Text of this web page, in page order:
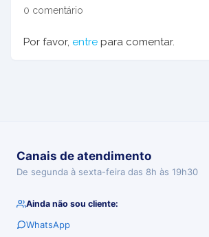
0 comentário
Por favor, entre para comentar.
Canais de atendimento
De segunda à sexta-feira das 8h às 19h30
Ainda não sou cliente:
WhatsApp